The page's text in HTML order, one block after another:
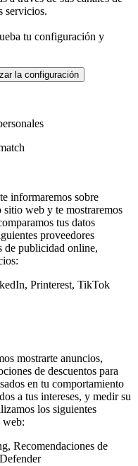
servicios.
tu configuración y
la configuración
informaremos sobre
sitio web y te mostraremos
tus datos
proveedores
de publicidad online,
Printerest, TikTok
mostrarte anuncios,
de descuentos para
en tu comportamiento
a tus intereses, y medir su
los siguientes
web:
Recomendaciones de